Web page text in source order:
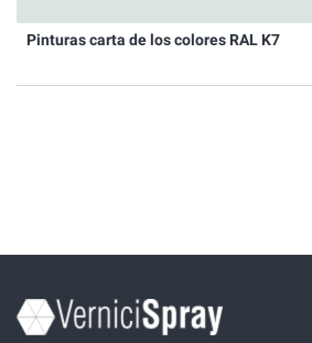
Pinturas carta de los colores RAL K7